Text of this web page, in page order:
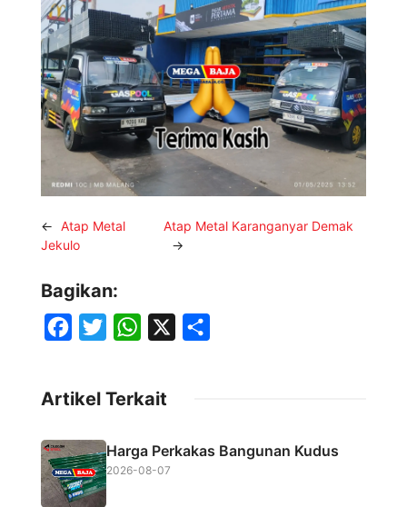
← Atap Metal
Jekulo
Atap Metal Karanganyar Demak
→
Bagikan:
e
b
o
o
t
e
W
t
A
Artikel Terkait
Harga Perkakas Bangunan Kudus
2026-08-07